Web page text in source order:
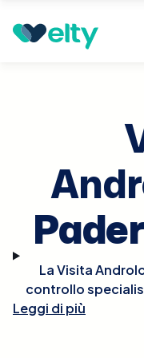
Prenota visita
La Visita
controllo
salute riproduttiva
Leggi di più